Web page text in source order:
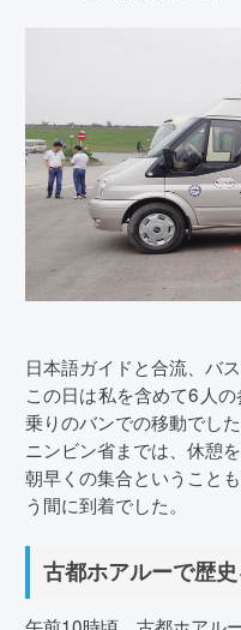
日本語ガイドと合流、バ
この日は私を含めて6人
乗りのバンでの移動でした
ニンビン省までは、休憩
朝早くの集合ということ
う間に到着でした。
古都ホアルーで歴